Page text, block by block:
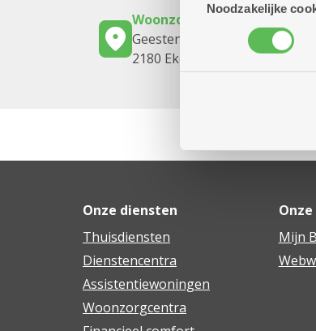
Noodzakelijke
Woonzorgcentrum Hof De
Geestenspoor 73
2180 Ekeren
Onze diensten
Thuisdiensten
Dienstencentra
Assistentiewoningen
Woonzorgcentra
Mijn